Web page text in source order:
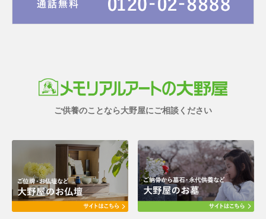
ご供養のことなら大野屋にご相談ください